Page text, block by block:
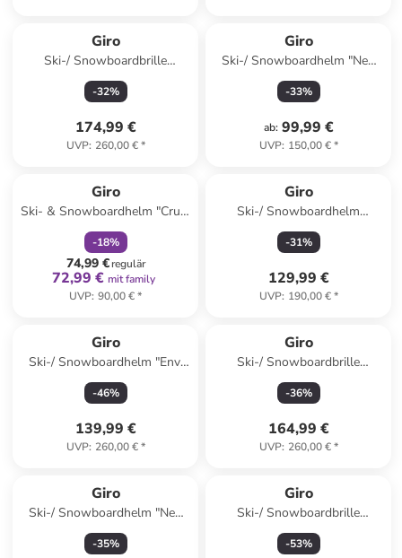
Giro
Ski-/ Snowboardbrille
"Contour RS" in Orange
-32%
174,99 €
UVP: 260,00 €*
Giro
Ski-/ Snowboardhelm "Neo
Mips" in Weiß
-33%
ab: 99,99 €
UVP: 150,00 €*
Giro
Ski- & Snowboardhelm "Crue"
in Pink
-18%
74,99 €regulär
72,99 € mit family
UVP: 90,00 €*
Giro
Ski-/ Snowboardhelm
"Jackson Mips" in Grau
-31%
129,99 €
UVP: 190,00 €*
Giro
Ski-/ Snowboardhelm "Envi
Spherical" in Weiß
-46%
139,99 €
UVP: 260,00 €*
Giro
Ski-/ Snowboardbrille
"Contour" in Hellblau/
Anthrazit
-36%
164,99 €
UVP: 260,00 €*
Giro
Ski-/ Snowboardhelm "Neo
Mips" in Beige
-35%
Giro
Ski-/ Snowboardbrille
"Contour" in Anthrazit/ Rot/
Gelb
-53%